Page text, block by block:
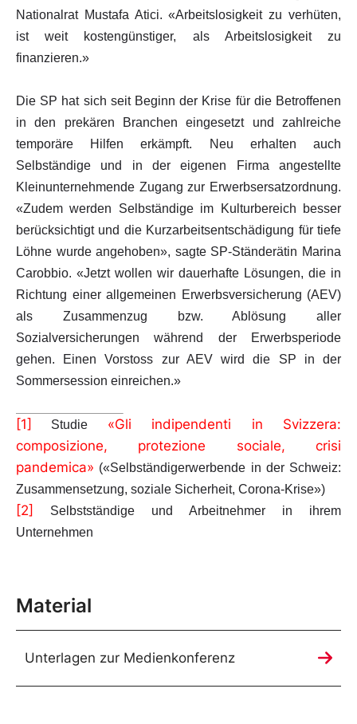
Nationalrat Mustafa Atici. «Arbeitslosigkeit zu verhüten,
ist weit kostengünstiger, als Arbeitslosigkeit zu
finanzieren.»
Die SP hat sich seit Beginn der Krise für die Betroffenen
in den prekären Branchen eingesetzt und zahlreiche
temporäre Hilfen erkämpft. Neu erhalten auch
Selbständige und in der eigenen Firma angestellte
Kleinunternehmende Zugang zur Erwerbsersatzordnung.
«Zudem werden Selbständige im Kulturbereich besser
berücksichtigt und die Kurzarbeitsentschädigung für tiefe
Löhne wurde angehoben», sagte SP-Ständerätin Marina
Carobbio. «Jetzt wollen wir dauerhafte Lösungen, die in
Richtung einer allgemeinen Erwerbsversicherung (AEV)
als Zusammenzug bzw. Ablösung aller
Sozialversicherungen während der Erwerbsperiode
gehen. Einen Vorstoss zur AEV wird die SP in der
Sommersession einreichen.»
[1] Studie «Gli indipendenti in Svizzera:
composizione, protezione sociale, crisi
pandemica» («Selbständigerwerbende in der Schweiz:
Zusammensetzung, soziale Sicherheit, Corona-Krise»)
[2]
Selbstständige und Arbeitnehmer in ihrem
Unternehmen
Material
Unterlagen zur Medienkonferenz